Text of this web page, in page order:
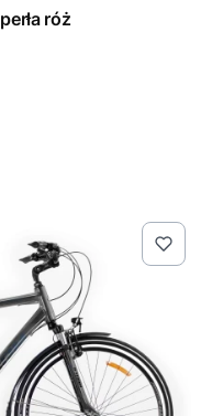
Rower Storm Marathon 1.0 Lady perła róż